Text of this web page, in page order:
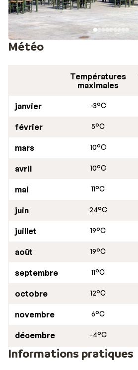
Météo
Températures
maximales
janvier -3°C
février 5°C
mars 10°C
avril 10°C
mai 11°C
juin 24°C
juillet 19°C
août 19°C
septembre 11°C
octobre 12°C
novembre 6°C
décembre -4°C
Informations pratiques